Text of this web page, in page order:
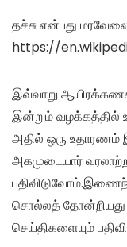
தச்சு என்பது
https://
இவ்வாறு
இன்றும் வழக்கத்தில்
அதில் ஒரு
அகமுடையார்
சொல்லத் தோன்றியது
செய்திகளையும்